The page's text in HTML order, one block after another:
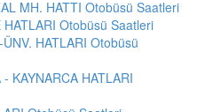
MH. HATTI Otobüsü Saatleri
Otobüsü Saatleri
HATLARI Otobüsü
KAYNARCA HATLARI